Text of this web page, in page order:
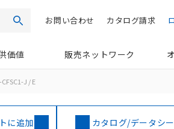
検索 カタログ請求
お問い合わせ
価値 販売ネットワーク
J / E
に追加 カタログ/データシ